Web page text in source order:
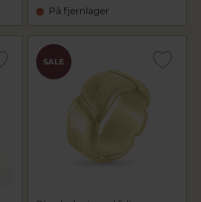
På fjernlager
SALE